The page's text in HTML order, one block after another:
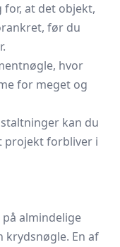
for, at det objekt,
før du
hvor
for meget og
kan du
projekt forbliver i
almindelige
krydsnøgle. En af